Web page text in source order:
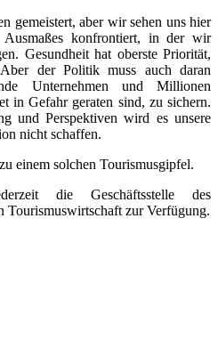
gemeistert, aber wir sehen uns hier
konfrontiert, in der wir
Gesundheit hat oberste Priorität,
der Politik muss auch daran
Unternehmen und Millionen
in Gefahr geraten sind, zu sichern.
und Perspektiven wird es unsere
nicht schaffen.
einem solchen Tourismusgipfel.
die Geschäftsstelle des
Tourismuswirtschaft zur Verfügung.